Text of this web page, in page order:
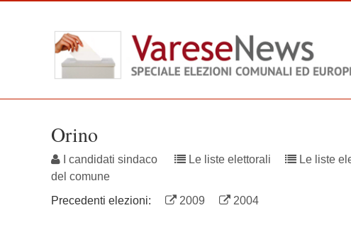
Orino
I candidati sindaco Le liste elettorali Le liste
del comune
Precedenti elezioni:
2009 2004